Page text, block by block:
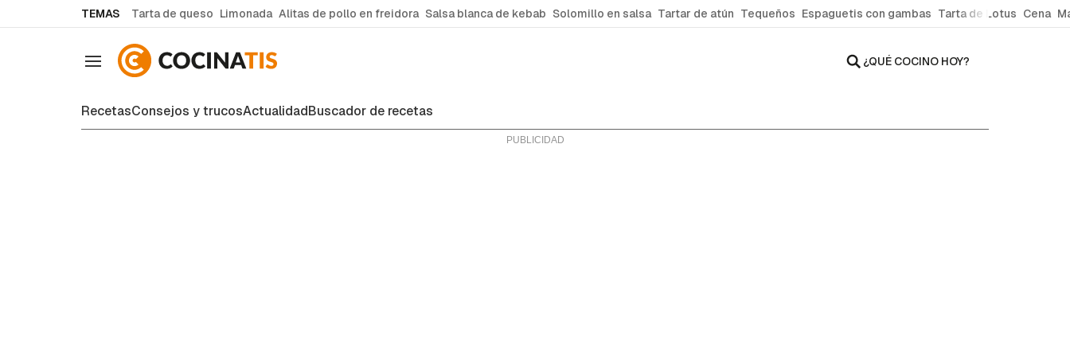
TEMAS Tarta de queso Limonada Alitas de pollo en freidora Salsa blanca de kebab Solomillo en salsa Tartar de atún Tequeños Espaguetis con gambas Tarta de Lotus Cena
Navegación ¿QUÉ COCINO HOY?
RecetasConsejos y trucosActualidadBuscador de recetas